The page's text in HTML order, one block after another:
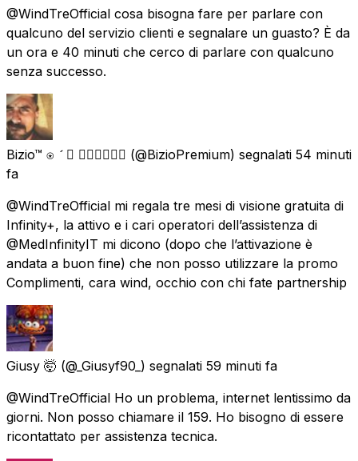
@WindTreOfficial cosa bisogna fare per parlare con
qualcuno del servizio clienti e segnalare un guasto? È da
un ora e 40 minuti che cerco di parlare con qualcuno
senza successo.
Bizio™ ‎⍟   🏳️‍🌈🇮🇹🇪🇸 (@BizioPremium) segnalati 54 minuti
fa
@WindTreOfficial mi regala tre mesi di visione gratuita di
Infinity+, la attivo e i cari operatori dell’assistenza di
@MedInfinityIT mi dicono (dopo che l’attivazione è
andata a buon fine) che non posso utilizzare la promo
Complimenti, cara wind, occhio con chi fate partnership
Giusy 🤯 (@_Giusyf90_) segnalati 59 minuti fa
@WindTreOfficial Ho un problema, internet lentissimo da
giorni. Non posso chiamare il 159. Ho bisogno di essere
ricontattato per assistenza tecnica.